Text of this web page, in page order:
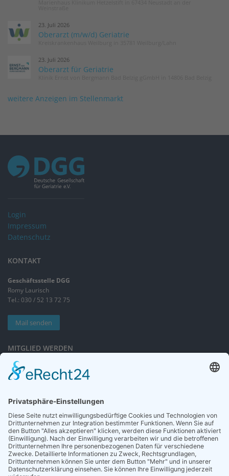
23. Juli 2026
Oberarzt (m/w/d) Geriatrie
23. Juli 2026
Oberarzt für Geriatrie
weitere Anzeigen im Stellenmarkt
Login
Impressum
Datenschutz
KONTAKT
Geschäftsstelle DGG
Romy Laurisch
Tel.: 030 / 52 13 72 75
Mail senden
MITGLIED WERDEN
Sieben gute Gründe
für Ihre Mitgliedschaft
NEWSLETTER
Neuigkeiten rund um die Geriatrie und die DGG – regelmäßig in Ihrem
Postfach.